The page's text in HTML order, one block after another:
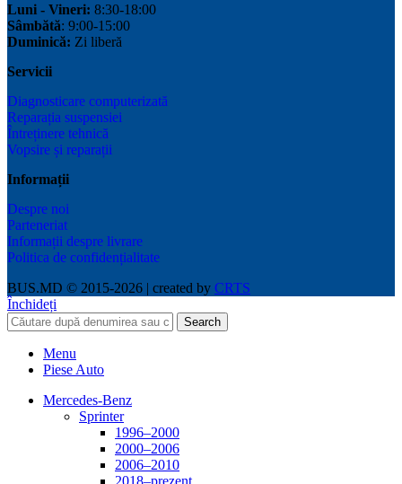
Luni - Vineri: 8:30-18:00
Sâmbătă: 9:00-15:00
Duminică: Zi liberă
Servicii
Diagnosticare computerizată
Reparația suspensiei
Întreținere tehnică
Vopsire și reparații
Informații
Despre noi
Parteneriat
Informații despre livrare
Politica de confidențialitate
BUS.MD © 2015-2026 | created by CRTS
Închideți
Search
Menu
Piese Auto
Mercedes-Benz
Sprinter
1996–2000
2000–2006
2006–2010
2018–prezent